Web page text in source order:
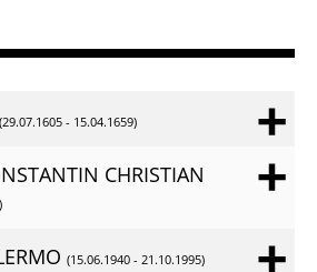
(29.07.1605 - 15.04.1659)
CHRISTIAN
(15.06.1940 - 21.10.1995)